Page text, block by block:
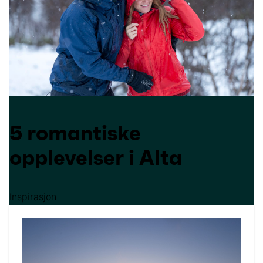
5 romantiske
opplevelser i Alta
Inspirasjon